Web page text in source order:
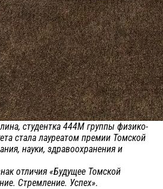
студентка 444М группы физико-
стала лауреатом премии Томской
науки, здравоохранения и
отличия «Будущее Томской
Стремление. Успех».